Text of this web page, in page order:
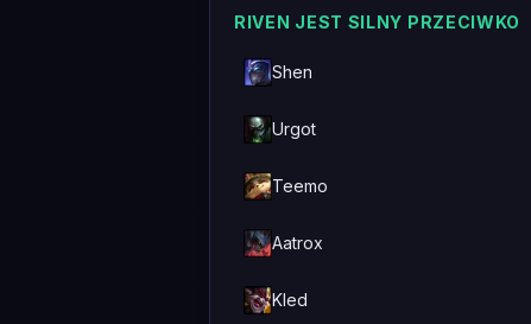
RIVEN JEST SILNY PRZECIWKO
Shen
Urgot
Teemo
Aatrox
Kled